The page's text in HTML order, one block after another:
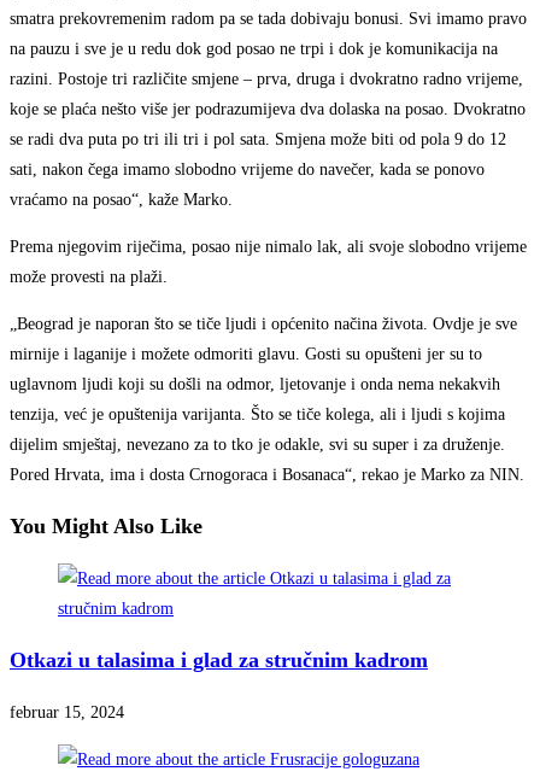
smatra prekovremenim radom pa se tada dobivaju bonusi. Svi imamo pravo
na pauzu i sve je u redu dok god posao ne trpi i dok je komunikacija na
razini. Postoje tri različite smjene – prva, druga i dvokratno radno vrijeme,
koje se plaća nešto više jer podrazumijeva dva dolaska na posao. Dvokratno
se radi dva puta po tri ili tri i pol sata. Smjena može biti od pola 9 do 12
sati, nakon čega imamo slobodno vrijeme do navečer, kada se ponovo
vraćamo na posao“, kaže Marko.
Prema njegovim riječima, posao nije nimalo lak, ali svoje slobodno vrijeme
može provesti na plaži.
„Beograd je naporan što se tiče ljudi i općenito načina života. Ovdje je sve
mirnije i laganije i možete odmoriti glavu. Gosti su opušteni jer su to
uglavnom ljudi koji su došli na odmor, ljetovanje i onda nema nekakvih
tenzija, već je opuštenija varijanta. Što se tiče kolega, ali i ljudi s kojima
dijelim smještaj, nevezano za to tko je odakle, svi su super i za druženje.
Pored Hrvata, ima i dosta Crnogoraca i Bosanaca“, rekao je Marko za NIN.
You Might Also Like
Otkazi u talasima i glad za stručnim kadrom
februar 15, 2024